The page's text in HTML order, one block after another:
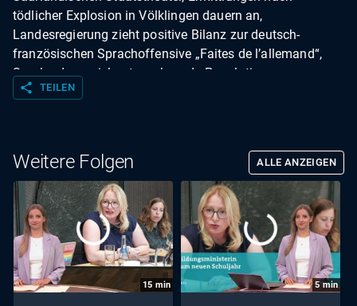
tödlicher Explosion in Völklingen dauern an,
Landesregierung zieht positive Bilanz zur deutsch-
französischen Sprachoffensive „Faites de l’allemand“,
Saarland verzeichnet wachsende Population von
Waschbären.
share TEILEN
Weitere Folgen ALLE ANZEIGEN
15 min 5min